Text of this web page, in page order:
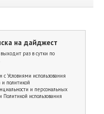
на дайджест
выходит раз в сутки по
с Условиями использования
и политикой
и персональных
и Политикой использования